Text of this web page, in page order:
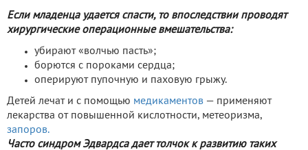
Если младенца удается спасти, то впоследствии проводят
хирургические операционные вмешательства:
убирают «волчью пасть»;
борются с пороками сердца;
оперируют пупочную и паховую грыжу.
Детей лечат и с помощью медикаментов — применяют
лекарства от повышенной кислотности, метеоризма,
запоров.
Часто синдром Эдвардса дает толчок к развитию таких